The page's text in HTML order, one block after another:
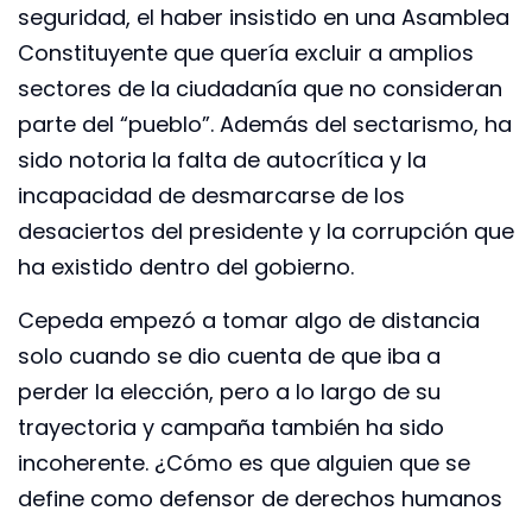
seguridad, el haber insistido en una Asamblea
Constituyente que quería excluir a amplios
sectores de la ciudadanía que no consideran
parte del “pueblo”. Además del sectarismo, ha
sido notoria la falta de autocrítica y la
incapacidad de desmarcarse de los
desaciertos del presidente y la corrupción que
ha existido dentro del gobierno.
Cepeda empezó a tomar algo de distancia
solo cuando se dio cuenta de que iba a
perder la elección, pero a lo largo de su
trayectoria y campaña también ha sido
incoherente. ¿Cómo es que alguien que se
define como defensor de derechos humanos